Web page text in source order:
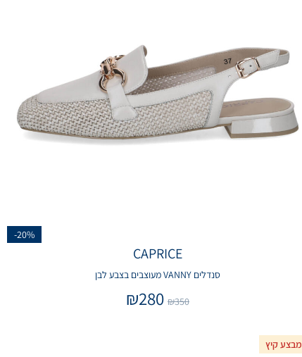
-20%
CAPRICE
סנדלים VANNY מעוצבים בצבע לבן
₪350
₪280
מבצע קיץ